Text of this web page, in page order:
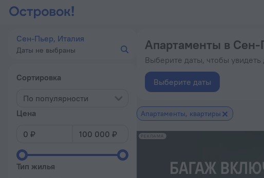
Сен-Пьер, Италия
Даты не выбраны
Сортировка
По популярности
Цена
Тип жилья
Апартаменты в Сен-
Выберите даты, чтобы
Выберите даты
Апартаменты, квартиры
РЕКЛАМА
Апартаменты в Сен-Пьере посуточно — снять апартаменты для